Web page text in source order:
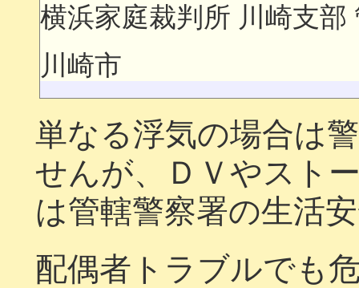
横浜家庭裁判所 川崎支部
川崎市
単なる浮気の場合は
せんが、ＤＶやスト
は管轄警察署の生活
配偶者トラブルでも